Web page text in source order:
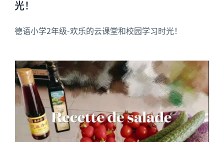
光！
德语小学2年级-欢乐的云课堂和校园学习时光！
News image